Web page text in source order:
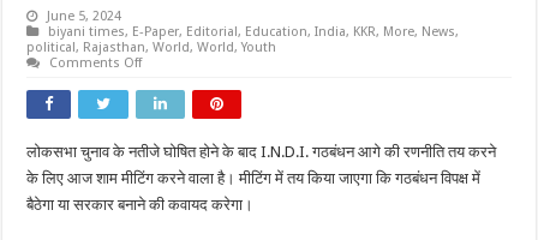
June 5, 2024
biyani times, E-Paper, Editorial, Education,India, KKR, More, News,
political, Rajasthan,World,World,Youth
Comments Offon
ब्लॉक
बैठक
आज:सरकार
बनाने
या
विपक्ष
में
लोकसभा चुनाव के नतीजे घोषित होने के बाद I.N.D.I. गठबंधन आगे की रणनीति तय करने
के लिए आज शाम मीटिंग करने वाला है। मीटिंग में तय किया जाएगा कि गठबंधन विपक्ष में
बैठेगा या सरकार बनाने की कवायद करेगा।